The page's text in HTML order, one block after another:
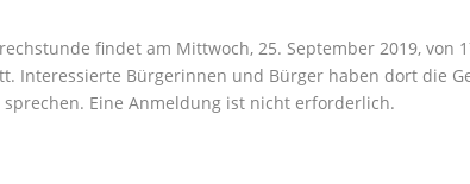
findet am Mittwoch, 25. September 2019, von
Interessierte Bürgerinnen und Bürger haben dort die
Eine Anmeldung ist nicht erforderlich.